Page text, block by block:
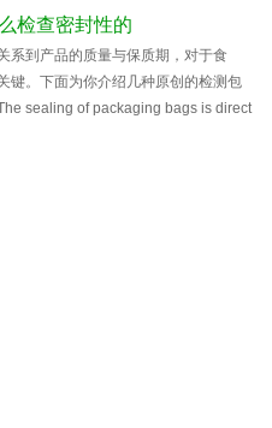
检查密封性的
系到产品的质量与保质期，对于食
键。下面为你介绍几种原创的检测包
sealing of packaging bags is direct